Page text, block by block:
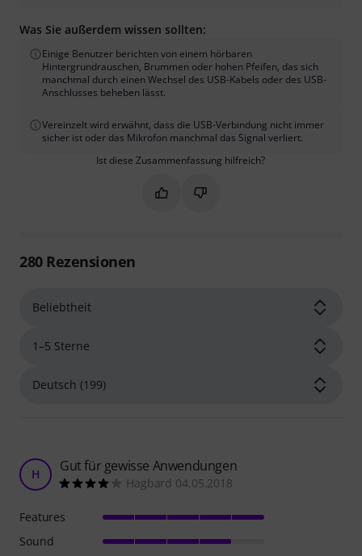
Was Sie außerdem wissen sollten:
Einige Benutzer berichten von einem hörbaren
Hintergrundrauschen, Brummen oder hohen Pfeifen, das sich
manchmal durch einen Wechsel des USB-Kabels oder des USB-
Anschlusses beheben lässt.
Vereinzelt wird erwähnt, dass die USB-Verbindung nicht immer
sicher ist oder das Mikrofon manchmal das Signal verliert.
Ist diese Zusammenfassung hilfreich?
Markieren Sie diese
Markieren Sie diese
280Rezensionen
H Gut für gewisse Anwendungen
Hagbard 04.05.2018
Features
Sound